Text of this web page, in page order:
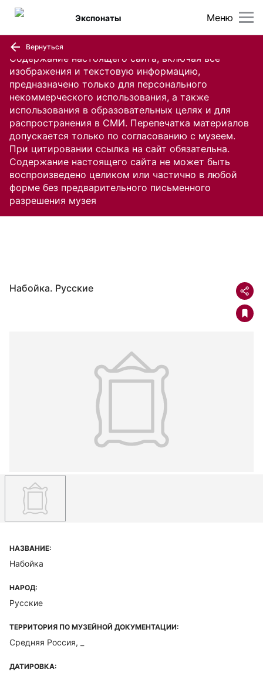
Содержание настоящего сайта, включая все
изображения и текстовую информацию,
предназначено только для персонального
некоммерческого использования, а также
использования в образовательных целях и для
распространения в СМИ. Перепечатка материалов
допускается только по согласованию с музеем.
При цитировании ссылка на сайт обязательна.
Содержание настоящего сайта не может быть
воспроизведено целиком или частично в любой
форме без предварительного письменного
разрешения музея
Меню
Экспонаты
Вернуться
Набойка. Русские
НАЗВАНИЕ:
Набойка
НАРОД:
Русские
ТЕРРИТОРИЯ ПО МУЗЕЙНОЙ ДОКУМЕНТАЦИИ:
Средняя Россия, _
ДАТИРОВКА: